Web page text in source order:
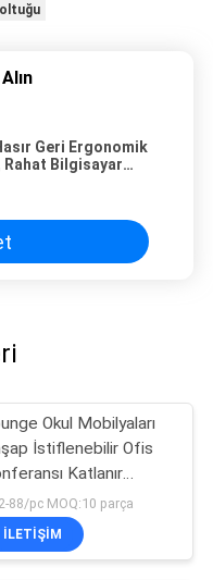
Geri Ergonomik
Bilgisayar
Okul Mobilyaları
İstiflenebilir Ofis
Katlanır
88/pc MOQ:10 parça
İLETIŞIM